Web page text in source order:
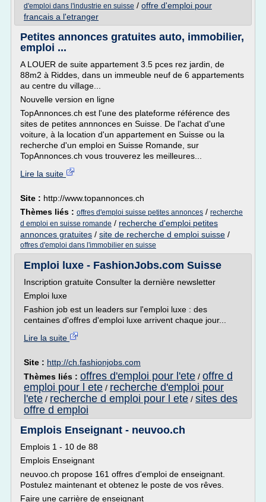
d'emploi dans l'industrie en suisse / offre d'emploi pour
francais a l'etranger
Petites annonces gratuites auto, immobilier,
emploi ...
A LOUER de suite appartement 3.5 pces rez jardin, de
88m2 à Riddes, dans un immeuble neuf de 6 appartements
au centre du village...
Nouvelle version en ligne
TopAnnonces.ch est l'une des plateforme référence des
sites de petites annnonces en Suisse. De l'achat d'une
voiture, à la location d'un appartement en Suisse ou la
recherche d'un emploi en Suisse Romande, sur
TopAnnonces.ch vous trouverez les meilleures...
Lire la suite
Site : http://www.topannonces.ch
Thèmes liés : offres d'emploi suisse petites annonces / recherche
d emploi en suisse romande / recherche d'emploi petites
annonces gratuites / site de recherche d emploi suisse /
offres d'emploi dans l'immobilier en suisse
Emploi luxe - FashionJobs.com Suisse
Inscription gratuite Consulter la dernière newsletter
Emploi luxe
Fashion job est un leaders sur l'emploi luxe : des
centaines d'offres d'emploi luxe arrivent chaque jour...
Lire la suite
Site : http://ch.fashionjobs.com
Thèmes liés : offres d'emploi pour l'ete / offre d
emploi pour l ete / recherche d'emploi pour
l'ete / recherche d emploi pour l ete / sites des
offre d emploi
Emplois Enseignant - neuvoo.ch
Emplois 1 - 10 de 88
Emplois Enseignant
neuvoo.ch propose 161 offres d'emploi de enseignant.
Postulez maintenant et obtenez le poste de vos rêves.
Faire une carrière de enseignant